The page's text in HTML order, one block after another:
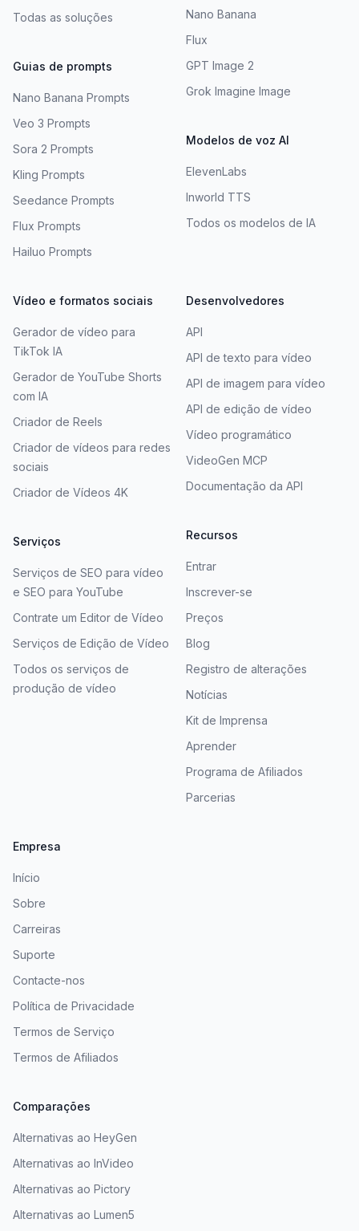
Todas as soluções
Guias de prompts
Nano Banana Prompts
Veo 3 Prompts
Sora 2 Prompts
Kling Prompts
Seedance Prompts
Flux Prompts
Hailuo Prompts
Nano Banana
Flux
GPT Image 2
Grok Imagine Image
Modelos de voz AI
ElevenLabs
Inworld TTS
Todos os modelos de IA
Vídeo e formatos sociais
Gerador de vídeo para
TikTok IA
Gerador de YouTube Shorts
com IA
Criador de Reels
Criador de vídeos para redes
sociais
Criador de Vídeos 4K
Serviços
Serviços de SEO para vídeo
e SEO para YouTube
Contrate um Editor de Vídeo
Serviços de Edição de Vídeo
Todos os serviços de
produção de vídeo
Desenvolvedores
API
API de texto para vídeo
API de imagem para vídeo
API de edição de vídeo
Vídeo programático
VideoGen MCP
Documentação da API
Recursos
Entrar
Inscrever-se
Preços
Blog
Registro de alterações
Notícias
Kit de Imprensa
Aprender
Programa de Afiliados
Parcerias
Empresa
Início
Sobre
Carreiras
Suporte
Contacte-nos
Política de Privacidade
Termos de Serviço
Termos de Afiliados
Comparações
Alternativas ao HeyGen
Alternativas ao InVideo
Alternativas ao Pictory
Alternativas ao Lumen5